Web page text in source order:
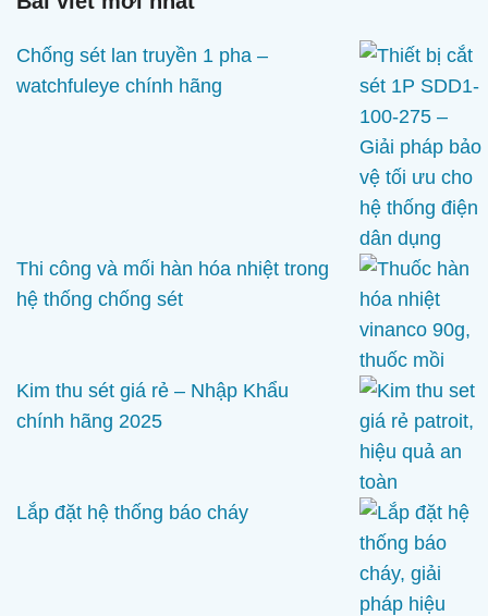
Chống sét lan truyền 1 pha –
watchfuleye chính hãng
Thi công và mối hàn hóa nhiệt trong
hệ thống chống sét
Kim thu sét giá rẻ – Nhập Khẩu
chính hãng 2025
Lắp đặt hệ thống báo cháy